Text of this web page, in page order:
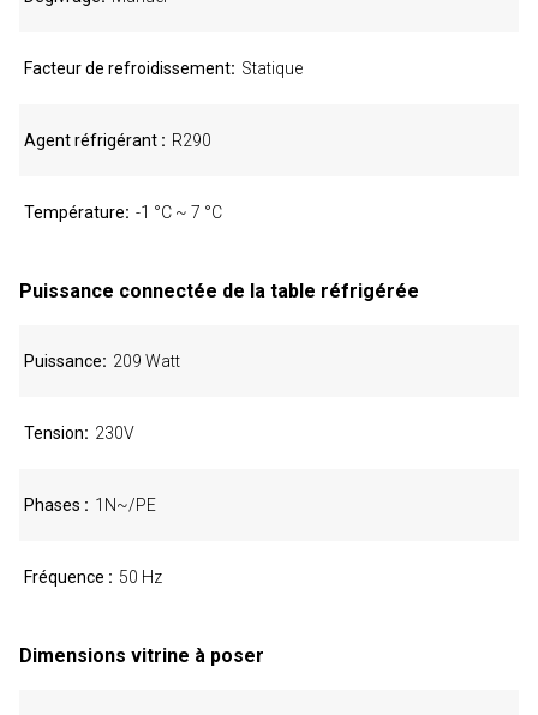
Facteur de refroidissement Statique
Agent réfrigérant R290
Température -1 °C ~ 7 °C
Puissance connectée de la table réfrigérée
Puissance 209 Watt
Tension 230V
Phases 1N~/PE
Fréquence 50 Hz
Dimensions vitrine à poser